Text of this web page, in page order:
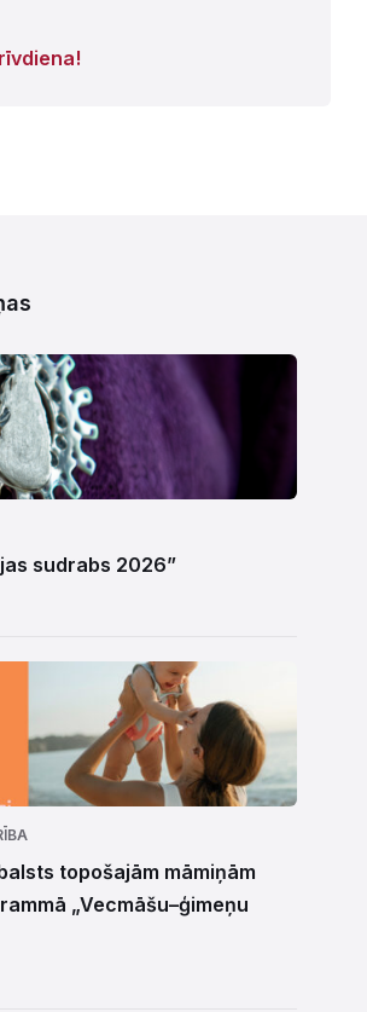
sudrabs 2026”
topošajām māmiņām
„Vecmāšu–ģimeņu